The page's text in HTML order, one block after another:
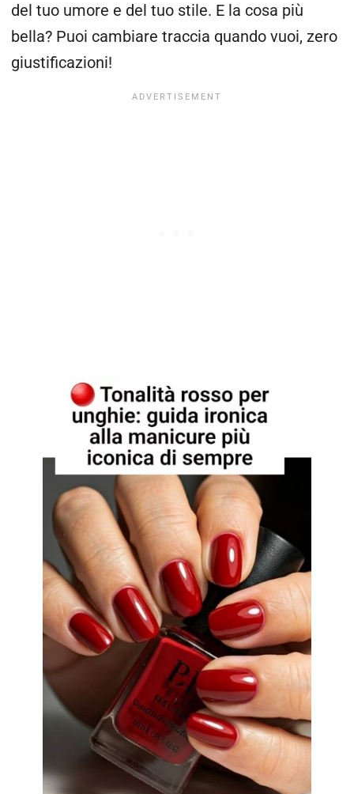
del tuo umore e del tuo stile. E la cosa più
bella? Puoi cambiare traccia quando vuoi, zero
giustificazioni!